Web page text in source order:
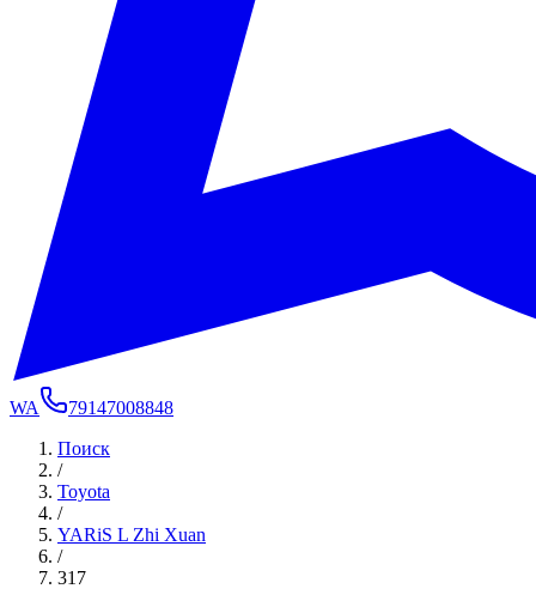
WA
79147008848
Поиск
/
Toyota
/
YARiS L Zhi Xuan
/
317